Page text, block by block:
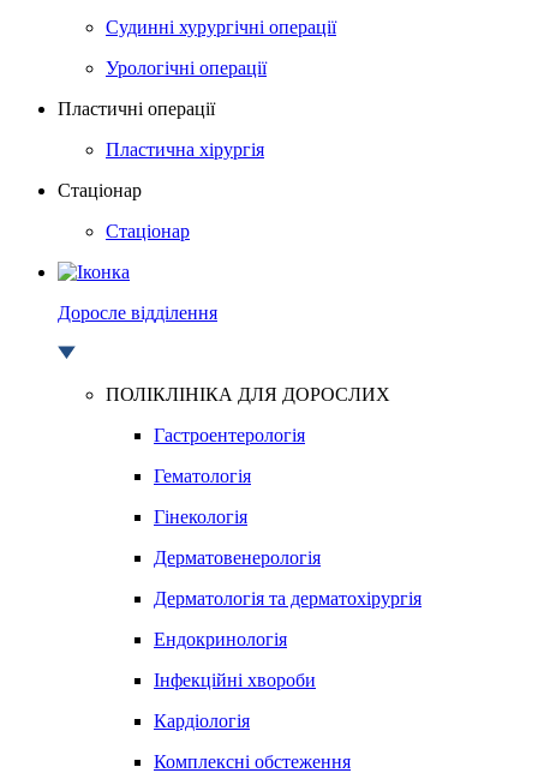
Судинні хурургічні операції
Урологічні операції
Пластичні операції
Пластична хірургія
Стаціонар
Стаціонар
Доросле відділення
ПОЛІКЛІНІКА ДЛЯ ДОРОСЛИХ
Гастроентерологія
Гематологія
Гінекологія
Дерматовенерологія
Дерматологія та дерматохірургія
Ендокринологія
Інфекційні хвороби
Кардіологія
Комплексні обстеження